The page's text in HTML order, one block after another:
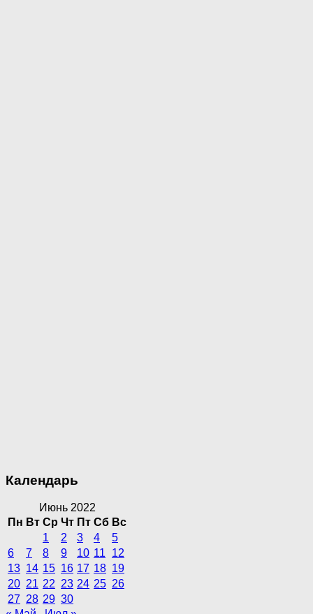
Календарь
Июнь 2022
Пн Вт Ср Чт Пт Сб Вс
1
2 3 4
5
6
7 8 9 10 11
12
13 14 15 16 17 18 19
20 21 22 23 24 25 26
27 28 29 30